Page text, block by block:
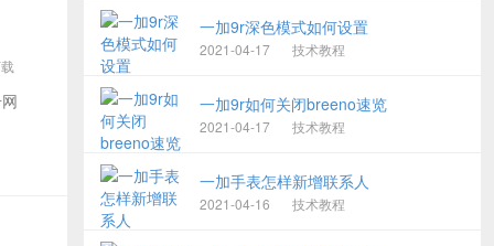
一加9r深色模式如何设置
2021-04-17 技术教程
一加9r如何关闭breeno速览
2021-04-17 技术教程
一加手表怎样新增联系人
2021-04-16 技术教程